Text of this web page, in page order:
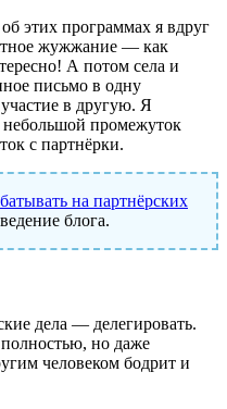
этих программах я вдруг
жужжание — как
А потом села и
письмо в одну
в другую. Я
небольшой промежуток
с партнёрки.
на партнёрских
блога.
дела — делегировать.
но даже
человеком бодрит и